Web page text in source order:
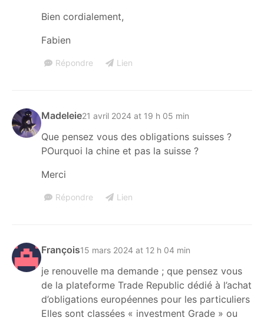
Bien cordialement,
Fabien
Répondre Lien
Madeleie21 avril 2024 at 19 h 05 min
Que pensez vous des obligations suisses ?
POurquoi la chine et pas la suisse ?
Merci
Répondre Lien
François15 mars 2024 at 12 h 04 min
je renouvelle ma demande ; que pensez vous
de la plateforme Trade Republic dédié à l’achat
d’obligations européennes pour les particuliers
Elles sont classées « investment Grade » ou